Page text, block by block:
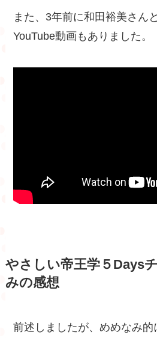
また、3年前に和田裕美さん
YouTube動画もありました。
やさしい帝王学５Days
みの感想
前述しましたが、めめなみ